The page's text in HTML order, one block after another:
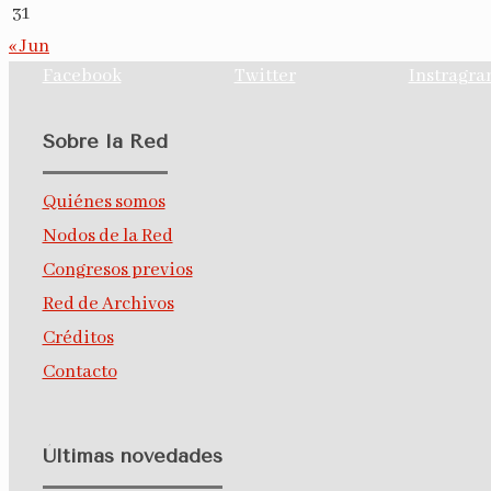
31
« Jun
Facebook
Twitter
Sobre la Red
Quiénes somos
Nodos de la Red
Congresos previos
Red de Archivos
Créditos
Contacto
Últimas novedades